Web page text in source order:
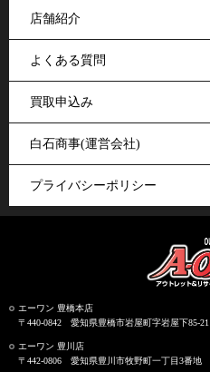
店舗紹介
よくある質問
買取申込み
白石商事(運営会社)
プライバシーポリシー
エーワン 豊橋本店
〒440-0842 愛知県豊橋市岩屋町字岩屋下85-21
エーワン 豊川店
〒442-0806 愛知県豊川市牧野町一丁目3番地